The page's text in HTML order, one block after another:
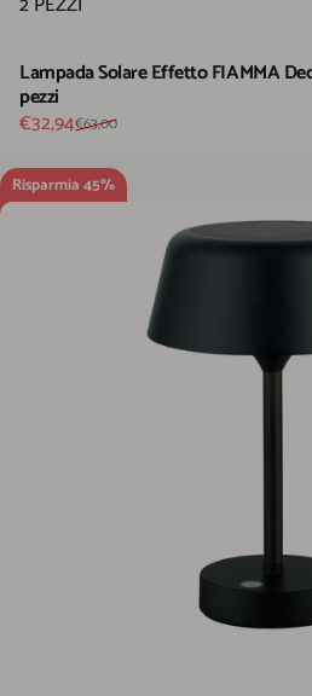
Lampada Solare Effetto FIAMMA
pezzi
Prezzo scontato
€32,94
Prezzo di listino
€63,00
Risparmia 45%